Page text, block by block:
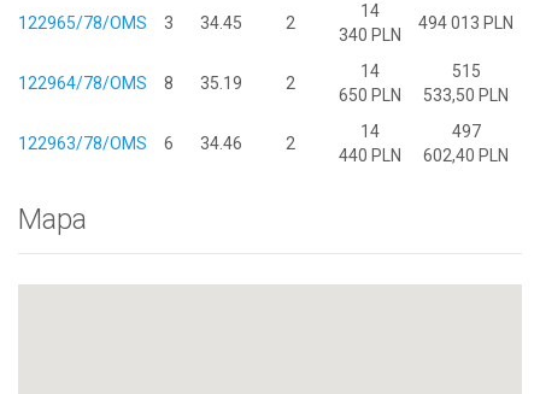
122965/78/OMS 3 34.45 2
14
340 PLN
494 013 PLN
122964/78/OMS 8 35.19 2
14
650 PLN
515
533,50 PLN
122963/78/OMS 6 34.46 2
14
440 PLN
497
602,40 PLN
Mapa